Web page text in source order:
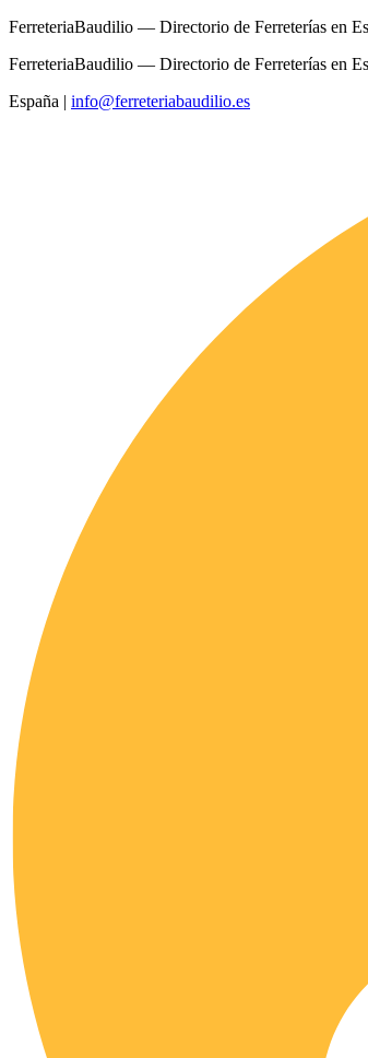
FerreteriaBaudilio — Directorio de Ferreterías en
FerreteriaBaudilio — Directorio de Ferreterías en
España | info@ferreteriabaudilio.es